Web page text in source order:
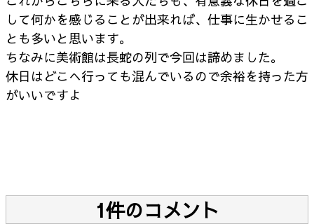
して何かを感じることが出来れば、仕事に生かせるこ
とも多いと思います。
ちなみに美術館は長蛇の列で今回は諦めました。
休日はどこへ行っても混んでいるので余裕を持った方
がいいですよ
1件のコメント